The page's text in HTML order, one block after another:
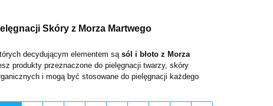
Skóry z Morza Martwego
decydującym elementem sąsól i błoto z Morza
produkty przeznaczone do pielęgnacji twarzy, skóry
i mogą być stosowane do pielęgnacji każdego